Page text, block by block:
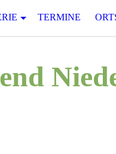
TERMINE